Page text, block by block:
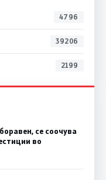
4796
39206
2199
се соочува
во